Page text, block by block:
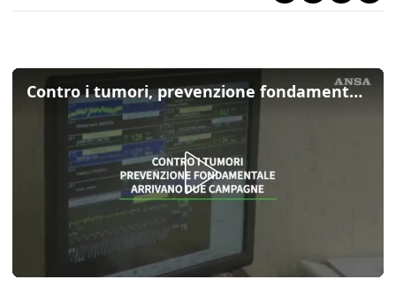
Contro i tumori, prevenzione fondamentale: arrivano due campagne